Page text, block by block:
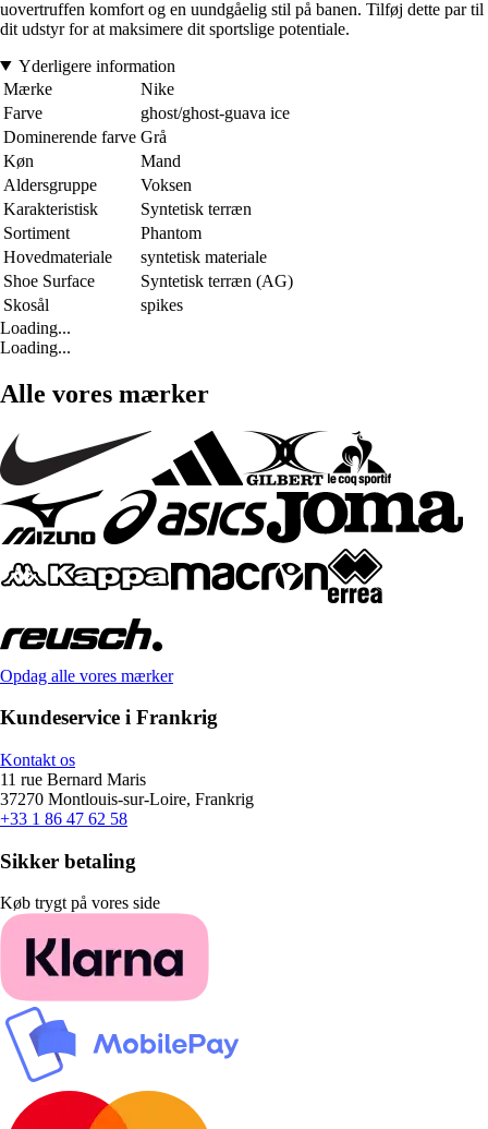
uovertruffen komfort og en uundgåelig stil på banen. Tilføj dette par til
dit udstyr for at maksimere dit sportslige potentiale.
Yderligere information
Mærke
Nike
Farve
ghost/ghost-guava ice
Dominerende farve Grå
Køn
Mand
Aldersgruppe
Voksen
Karakteristisk
Syntetisk terræn
Sortiment
Phantom
Hovedmateriale
syntetisk materiale
Shoe Surface
Syntetisk terræn (AG)
Skosål
spikes
Loading...
Loading...
Alle vores mærker
Opdag alle vores mærker
Kundeservice i Frankrig
Kontakt os
11 rue Bernard Maris
37270 Montlouis-sur-Loire, Frankrig
+33 1 86 47 62 58
Sikker betaling
Køb trygt på vores side